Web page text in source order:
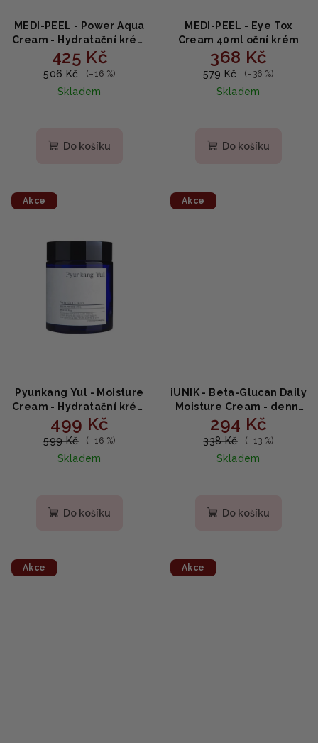
MEDI-PEEL - Power Aqua
Cream - Hydratační krém
na obličej 50g
425 Kč
506 Kč (–16 %)
Skladem
produktu
Do košíku
MEDI-PEEL - Eye Tox
Cream 40ml oční krém
368 Kč
579 Kč (–36 %)
Skladem
Do košíku
Akce
Pyunkang Yul - Moisture
Cream - Hydratační krém
bez parfemace a
umělých barviv 100ml
499 Kč
599 Kč (–16 %)
Skladem
Do košíku
Akce
iUNIK - Beta-Glucan Daily
Moisture Cream - denní
hydratační krém s
betaglukanem 60 ml
294 Kč
338 Kč (–13 %)
Skladem
Do košíku
Akce Akce